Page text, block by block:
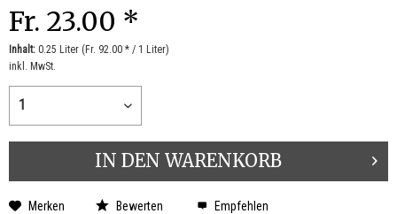
Fr. 23.00 *
Inhalt: 0.25 Liter (Fr. 92.00 * / 1 Liter)
inkl. MwSt.
IN DEN WARENKORB
Merken Bewerten Empfehlen